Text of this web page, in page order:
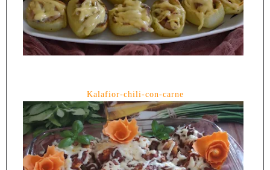
Kalafior-chili-con-carne